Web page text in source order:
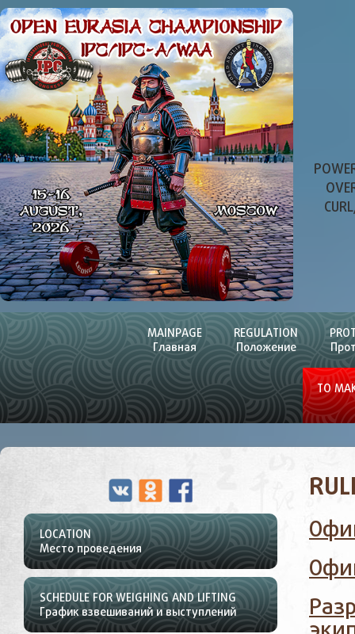
MAINPAGE
Главная
REGULATION
Положение
TO
LOCATION
Место проведения
SCHEDULE FOR WEIGHING AND LIFTING
График взвешиваний и выступлений